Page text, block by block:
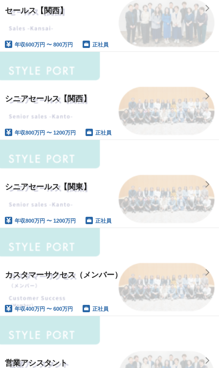
セールス【関西】
年収600万円 〜 800万円 正社員
シニアセールス【関西】
年収800万円 〜 1200万円 正社員
シニアセールス【関東】
年収800万円 〜 1200万円 正社員
カスタマーサクセス（メンバー）
年収400万円 〜 600万円 正社員
営業アシスタント